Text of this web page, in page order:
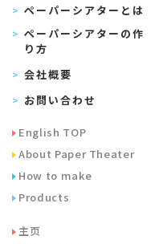
ペーパーシアターとは
ペーパーシアターの作
り方
会社概要
お問い合わせ
English TOP
About Paper Theater
How to make
Products
主页